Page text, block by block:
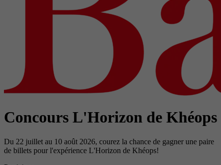
Concours L'Horizon de Khéops
Du 22 juillet au 10 août 2026, courez la chance de gagner une paire
de billets pour l'expérience L'Horizon de Khéops!